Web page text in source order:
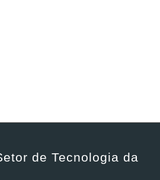
de Tecnologia da